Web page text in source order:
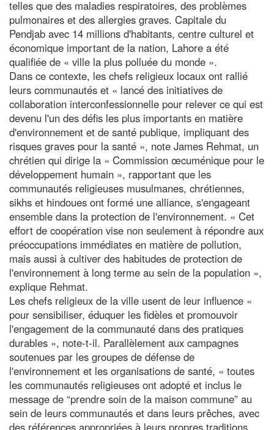
telles que des maladies respiratoires, des problèmes
pulmonaires et des allergies graves. Capitale du
Pendjab avec 14 millions d'habitants, centre culturel et
économique important de la nation, Lahore a été
qualifiée de « ville la plus polluée du monde ».
Dans ce contexte, les chefs religieux locaux ont rallié
leurs communautés et « lancé des initiatives de
collaboration interconfessionnelle pour relever ce qui est
devenu l'un des défis les plus importants en matière
d'environnement et de santé publique, impliquant des
risques graves pour la santé », note James Rehmat, un
chrétien qui dirige la « Commission œcuménique pour le
développement humain », rapportant que les
communautés religieuses musulmanes, chrétiennes,
sikhs et hindoues ont formé une alliance, s'engageant
ensemble dans la protection de l'environnement. « Cet
effort de coopération vise non seulement à répondre aux
préoccupations immédiates en matière de pollution,
mais aussi à cultiver des habitudes de protection de
l'environnement à long terme au sein de la population »,
explique Rehmat.
Les chefs religieux de la ville usent de leur influence «
pour sensibiliser, éduquer les fidèles et promouvoir
l'engagement de la communauté dans des pratiques
durables », note-t-il. Parallèlement aux campagnes
soutenues par les groupes de défense de
l'environnement et les organisations de santé, « toutes
les communautés religieuses ont adopté et inclus le
message de “prendre soin de la maison commune” au
sein de leurs communautés et dans leurs prêches, avec
des références appropriées à leurs propres traditions